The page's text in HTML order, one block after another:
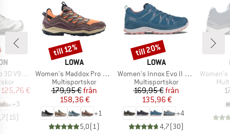
V9 GTX
pris
125,76 €
+3
( 15)
VARUMÄRKE
LOWA
Produkter
Women's Maddox Pro GTX LO
Produktgrupp
Multisportskor
Pris
179,95 €Reducerat pris
från
158,36 €
+1
5,0( 1)
Rabatt
till 12%
VARUMÄRKE
LOWA
Produkter
Women's Innox Evo II GTX
Produktgrupp
Multisportskor
Pris
169,95 €Reducerat pris
från
135,96 €
+4
4,7(30)
Rabatt
till 20%
Produkter
Women's